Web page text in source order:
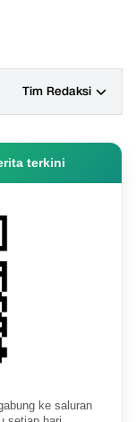
Tim Redaksi
terkini
ke saluran